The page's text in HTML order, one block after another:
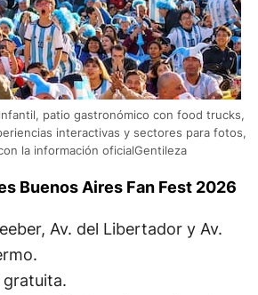
patio gastronómico con food trucks,
interactivas y sectores para fotos,
la información oficialGentileza
Buenos Aires Fan Fest 2026
Av. del Libertador y Av.